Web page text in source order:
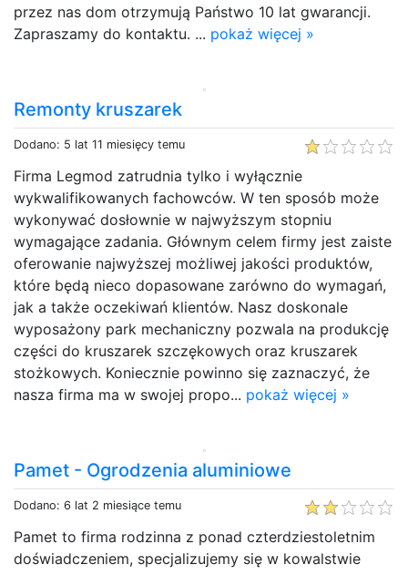
przez nas dom otrzymują Państwo 10 lat gwarancji.
Zapraszamy do kontaktu. ... pokaż więcej »
Remonty kruszarek
Dodano: 5 lat 11 miesięcy temu
Firma Legmod zatrudnia tylko i wyłącznie
wykwalifikowanych fachowców. W ten sposób może
wykonywać dosłownie w najwyższym stopniu
wymagające zadania. Głównym celem firmy jest zaiste
oferowanie najwyższej możliwej jakości produktów,
które będą nieco dopasowane zarówno do wymagań,
jak a także oczekiwań klientów. Nasz doskonale
wyposażony park mechaniczny pozwala na produkcję
części do kruszarek szczękowych oraz kruszarek
stożkowych. Koniecznie powinno się zaznaczyć, że
nasza firma ma w swojej propo... pokaż więcej »
Pamet - Ogrodzenia aluminiowe
Dodano: 6 lat 2 miesiące temu
Pamet to firma rodzinna z ponad czterdziestoletnim
doświadczeniem, specjalizujemy się w kowalstwie